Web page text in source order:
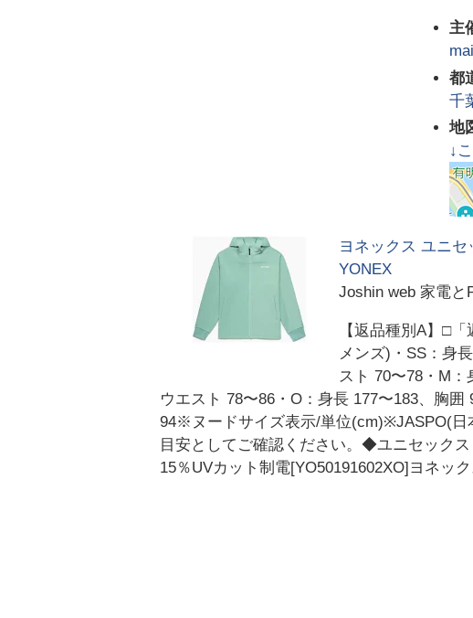
主
都
千
地
↓
ヨネックス ユニ
YONEX
Joshin web 家電と
【返品種別A】□
メンズ)・SS：身
スト 70〜78・M：
ウエスト 78〜86・O：身長 177〜183、胸
94※ヌードサイズ表示/単位(cm)※JASPO(日
目安としてご確認ください。◆ユニセッ
15％UVカット制電[YO50191602XO]ヨネッ